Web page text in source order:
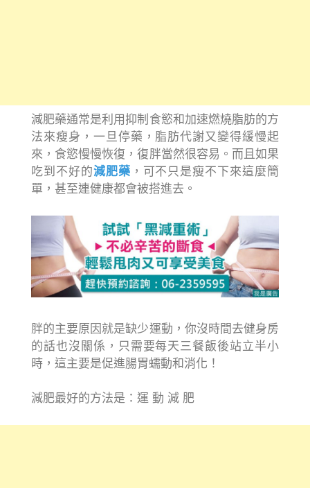
減肥藥通常是利用抑制食慾和加速燃燒脂肪的方
法來瘦身，一旦停藥，脂肪代謝又變得緩慢起
來，食慾慢慢恢復，復胖當然很容易。而且如果
吃到不好的減肥藥 ，可不只是瘦不下來這麼簡
單，甚至連健康都會被搭進去。
胖的主要原因就是缺少運動，你沒時間去健身房
的話也沒關係，只需要每天三餐飯後站立半小
時，這主要是促進腸胃蠕動和消化！
減肥最好的方法是：運 動 減 肥